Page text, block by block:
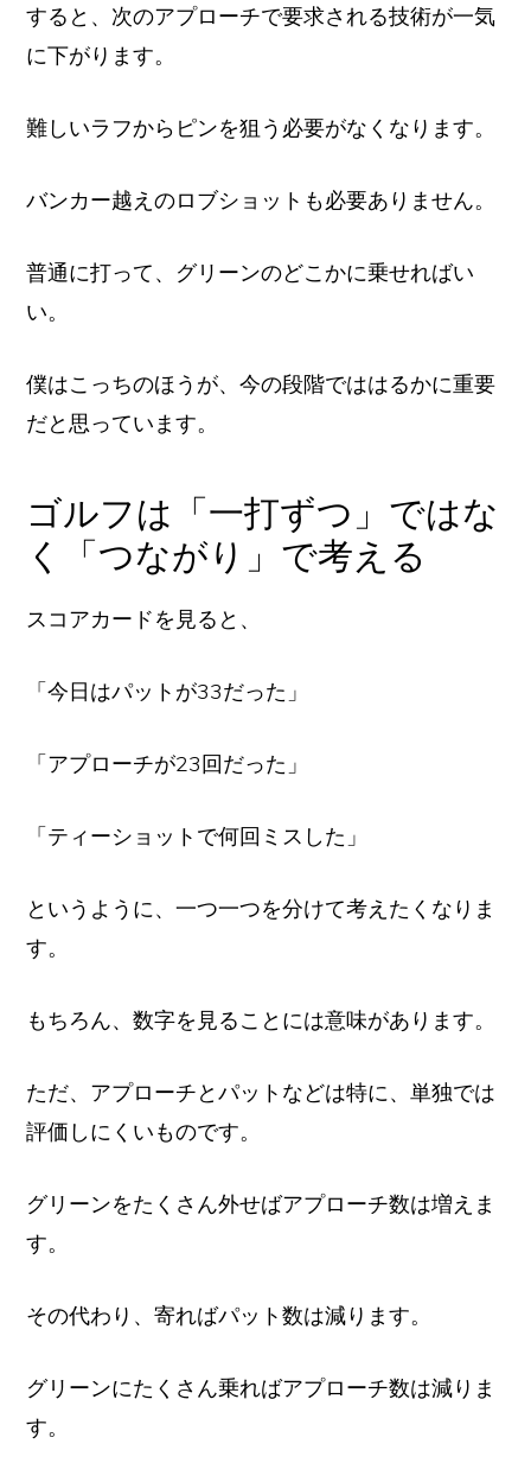
すると、次のアプローチで要求される技術が一気
に下がります。
難しいラフからピンを狙う必要がなくなります。
バンカー越えのロブショットも必要ありません。
普通に打って、グリーンのどこかに乗せればい
い。
僕はこっちのほうが、今の段階でははるかに重要
だと思っています。
ゴルフは「一打ずつ」ではな
く「つながり」で考える
スコアカードを見ると、
「今日はパットが33だった」
「アプローチが23回だった」
「ティーショットで何回ミスした」
というように、一つ一つを分けて考えたくなりま
す。
もちろん、数字を見ることには意味があります。
ただ、アプローチとパットなどは特に、単独では
評価しにくいものです。
グリーンをたくさん外せばアプローチ数は増えま
す。
その代わり、寄ればパット数は減ります。
グリーンにたくさん乗ればアプローチ数は減りま
す。